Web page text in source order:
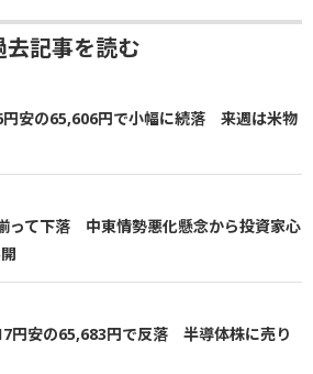
去記事を読む
円安の65,606円で小幅に続落 来週は米物
って下落 中東情勢悪化懸念から投資家心
円安の65,683円で反落 半導体株に売り